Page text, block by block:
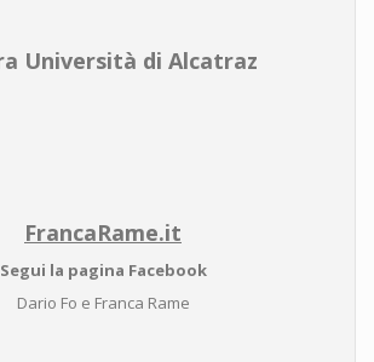
Università di Alcatraz
FrancaRame.it
Segui la pagina Facebook
Dario Fo e Franca Rame